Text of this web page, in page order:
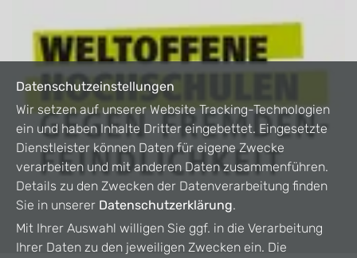
Datenschutzeinstellungen
Wir setzen auf unserer Website Tracking-Technologien
ein und haben Inhalte Dritter eingebettet. Eingesetzte
Dienstleister können Daten für eigene Zwecke
verarbeiten und mit anderen Daten zusammenführen.
Details zu den Zwecken der Datenverarbeitung finden
Sie in unserer Datenschutzerklärung.
Mit Ihrer Auswahl willigen Sie ggf. in die Verarbeitung
Ihrer Daten zu den jeweiligen Zwecken ein. Die